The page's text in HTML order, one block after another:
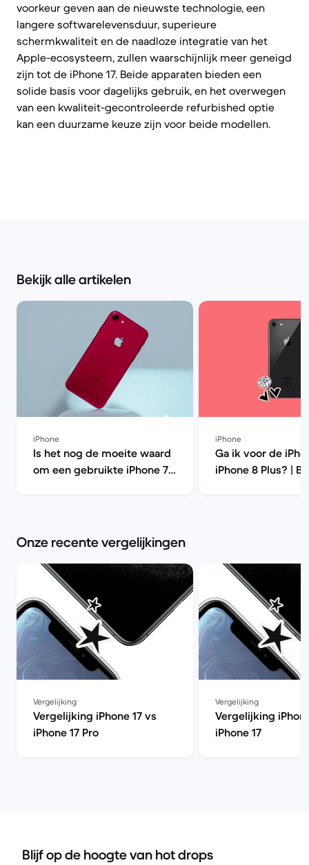
voorkeur geven aan de nieuwste technologie, een
langere softwarelevensduur, superieure
schermkwaliteit en de naadloze integratie van het
Apple-ecosysteem, zullen waarschijnlijk meer geneigd
zijn tot de iPhone 17. Beide apparaten bieden een
solide basis voor dagelijks gebruik, en het overwegen
van een kwaliteit-gecontroleerde refurbished optie
kan een duurzame keuze zijn voor beide modellen.
Bekijk alle artikelen
iPhone
Is het nog de moeite waard
om een gebruikte iPhone 7
iPhone
Ga ik voor de
iPhone 8 Plus? |
Onze recente vergelijkingen
Vergelijking
Vergelijking iPhone 17 vs
iPhone 17 Pro
Vergelijking
Vergelijking
iPhone 17
Blijf op de hoogte van hot drops